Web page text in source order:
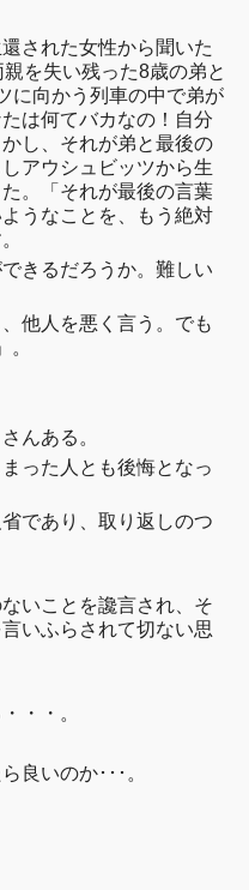
された女性から聞いた
を失い残った8歳の弟と
に向かう列車の中で弟が
は何てバカなの！自分
し、それが弟と最後の
アウシュビッツから生
。「それが最後の言葉
うなことを、もう絶対
きるだろうか。難しい
他人を悪く言う。でも
んある。
った人とも後悔となっ
であり、取り返しのつ
いことを讒言され、そ
いふらされて切ない思
・・。
良いのか･･･。